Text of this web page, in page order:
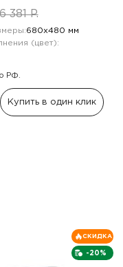
381 P.
680х480 мм
(цвет):
РФ.
Купить в один клик
-20%
СКИДКА